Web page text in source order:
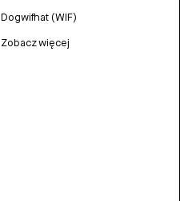
Dogwifhat (WIF)
Zobacz więcej